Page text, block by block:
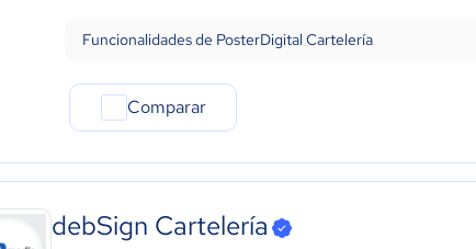
Funcionalidades de PosterDigital Cartelería
Comparar
debSign Cartelería